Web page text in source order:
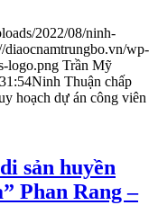
2022/08/ninh-
diaocnamtrungbo.vn/wp-
logo.png Trần Mỹ
Ninh Thuận chấp
hoạch dự án công viên
sản huyền
Phan Rang –